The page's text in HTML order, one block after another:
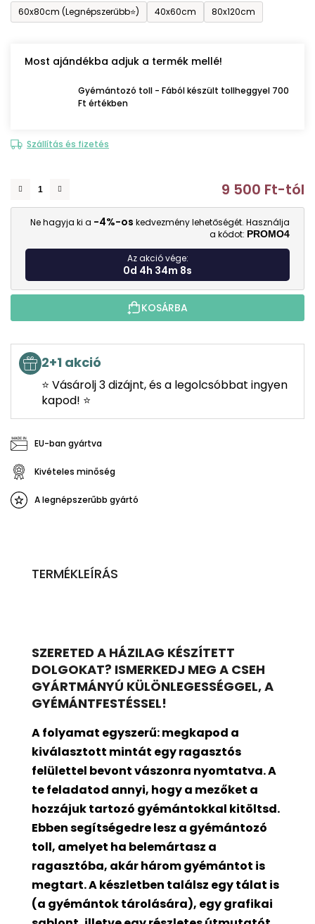
60x80cm (Legnépszerűbb⭐)
40x60cm 80x120cm
Most ajándékba adjuk a termék mellé!
Gyémántozó toll - Fából készült tollheggyel 700
Ft értékben
Szállítás és fizetés
9 500 Ft-tól
Ne hagyja ki a -4%-os kedvezmény lehetőségét. Használja
a kódot: PROMO4
Az akció vége:
0d 4h 34m 7s
KOSÁRBA
2+1 akció
⭐ Vásárolj 3 dizájnt, és a legolcsóbbat ingyen
kapod! ⭐
EU-ban gyártva
Kivételes minőség
A legnépszerűbb gyártó
TERMÉKLEÍRÁS
SZERETED A HÁZILAG KÉSZÍTETT
DOLGOKAT? ISMERKEDJ MEG A CSEH
GYÁRTMÁNYÚ KÜLÖNLEGESSÉGGEL, A
GYÉMÁNTFESTÉSSEL!
A folyamat egyszerű: megkapod a
kiválasztott mintát egy ragasztós
felülettel bevontvászonra nyomtatva. A
te feladatod annyi, hogy a mezőket a
hozzájuk tartozó gyémántokkal kitöltsd.
Ebben segítségedre lesz a gyémántozó
toll, amelyet ha belemártasz a
ragasztóba, akár három gyémántot is
megtart. A készletben találsz egy tálat is
(a gyémántok tárolására), egy grafikai